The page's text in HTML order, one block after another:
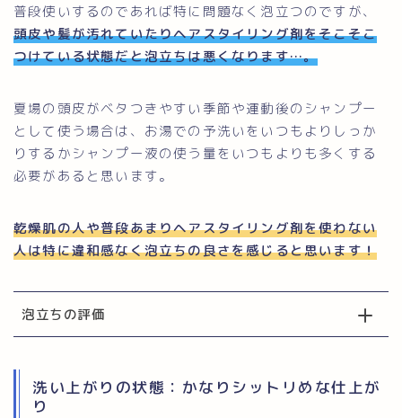
普段使いするのであれば特に問題なく泡立つのですが、
頭皮や髪が汚れていたりヘアスタイリング剤をそこそこ
つけている状態だと泡立ちは悪くなります…。
夏場の頭皮がベタつきやすい季節や運動後のシャンプー
として使う場合は、お湯での予洗いをいつもよりしっか
りするかシャンプー液の使う量をいつもよりも多くする
必要があると思います。
乾燥肌の人や普段あまりヘアスタイリング剤を使わない
人は特に違和感なく泡立ちの良さを感じると思います！
泡立ちの評価
洗い上がりの状態：かなりシットリめな仕上が
り